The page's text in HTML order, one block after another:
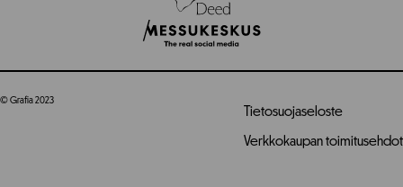
© Grafia 2023
Tietosuojaseloste
Verkkokaupan toimitusehdot